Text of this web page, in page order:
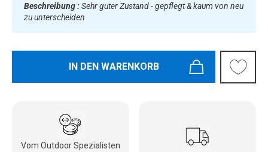
Beschreibung :Sehr guter Zustand - gepflegt & kaum von neu
zu unterscheiden
IN DEN WARENKORB
Vom Outdoor Spezialisten